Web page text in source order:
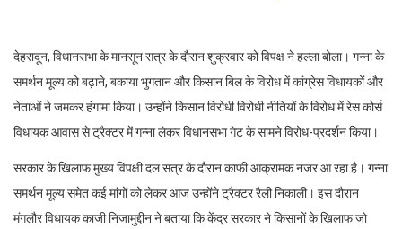
देहरादून, विधानसभा के मानसून सत्र के दौरान शुक्रवार को विपक्ष ने हल्ला बोला। गन्ना के
समर्थन मूल्य को बढ़ाने, बकाया भुगतान और किसान बिल के विरोध में कांग्रेस विधायकों और
नेताओं ने जमकर हंगामा किया। उन्होंने किसान विरोधी विरोधी नीतियों के विरोध में रेस कोर्स
विधायक आवास से ट्रैक्टर में गन्ना लेकर विधानसभा गेट के सामने विरोध-प्रदर्शन किया।
सरकार के खिलाफ मुख्य विपक्षी दल सत्र के दौरान काफी आक्रामक नजर आ रहा है। गन्ना
समर्थन मूल्य समेत कई मांगों को लेकर आज उन्होंने ट्रैक्टर रैली निकाली। इस दौरान
मंगलौर विधायक काजी निजामुद्दीन ने बताया कि केंद्र सरकार ने किसानों के खिलाफ जो